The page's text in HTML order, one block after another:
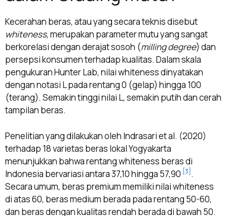
Kecerahan beras, atau yang secara teknis disebut
whiteness, merupakan parameter mutu yang sangat
berkorelasi dengan derajat sosoh (milling degree) dan
persepsi konsumen terhadap kualitas. Dalam skala
pengukuran Hunter Lab, nilai whiteness dinyatakan
dengan notasi L pada rentang 0 (gelap) hingga 100
(terang). Semakin tinggi nilai L, semakin putih dan cerah
tampilan beras.
Penelitian yang dilakukan oleh Indrasari et al. (2020)
terhadap 18 varietas beras lokal Yogyakarta
menunjukkan bahwa rentang whiteness beras di
Indonesia bervariasi antara 37,10 hingga 57,90 [3].
Secara umum, beras premium memiliki nilai whiteness
di atas 60, beras medium berada pada rentang 50-60,
dan beras dengan kualitas rendah berada di bawah 50.